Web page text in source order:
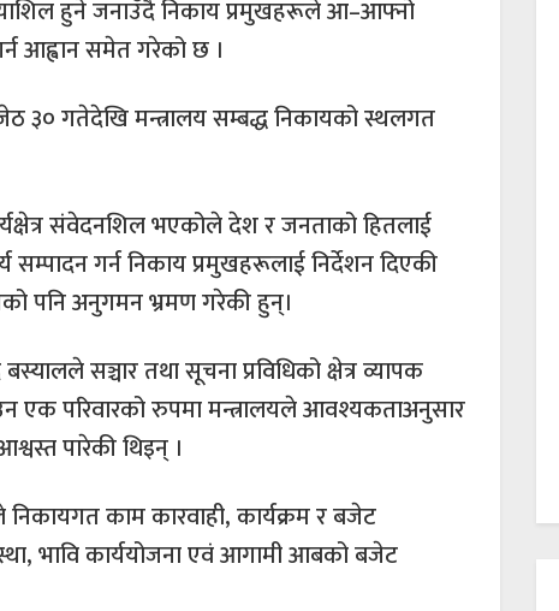
हुने जनाउँदै निकाय प्रमुखहरूले आ–आफ्नो
आह्वान समेत गरेको छ ।
जेठ ३० गतेदेखि मन्त्रालय सम्बद्ध निकायको स्थलगत
संवेदनशिल भएकोले देश र जनताको हितलाई
सम्पादन गर्न निकाय प्रमुखहरूलाई निर्देशन दिएकी
पनि अनुगमन भ्रमण गरेकी हुन्।
सञ्चार तथा सूचना प्रविधिको क्षेत्र व्यापक
एक परिवारको रुपमा मन्त्रालयले आवश्यकताअनुसार
पारेकी थिइन् ।
निकायगत काम कारवाही, कार्यक्रम र बजेट
भावि कार्ययोजना एवं आगामी आबको बजेट